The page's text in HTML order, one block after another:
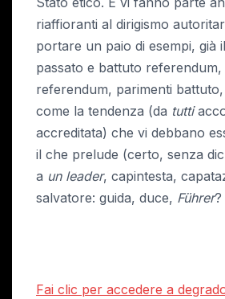
riaffioranti al dirigismo
portare un paio di esempi, già
passato e battuto referendum,
referendum, parimenti
come la tendenza (da tutti
accreditata) che vi debbano
il che prelude (certo, senza
a un leader, capintesta,
salvatore: guida, duce, Führer?
Fai clic per accedere a